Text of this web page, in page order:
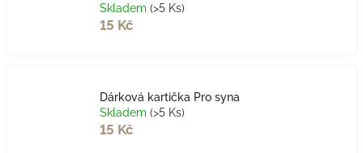
Skladem (>5 Ks)
15 Kč
Dárková kartička Pro syna
Skladem (>5 Ks)
15 Kč